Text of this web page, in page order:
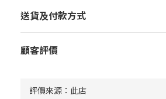
送貨及付款方式
顧客評價